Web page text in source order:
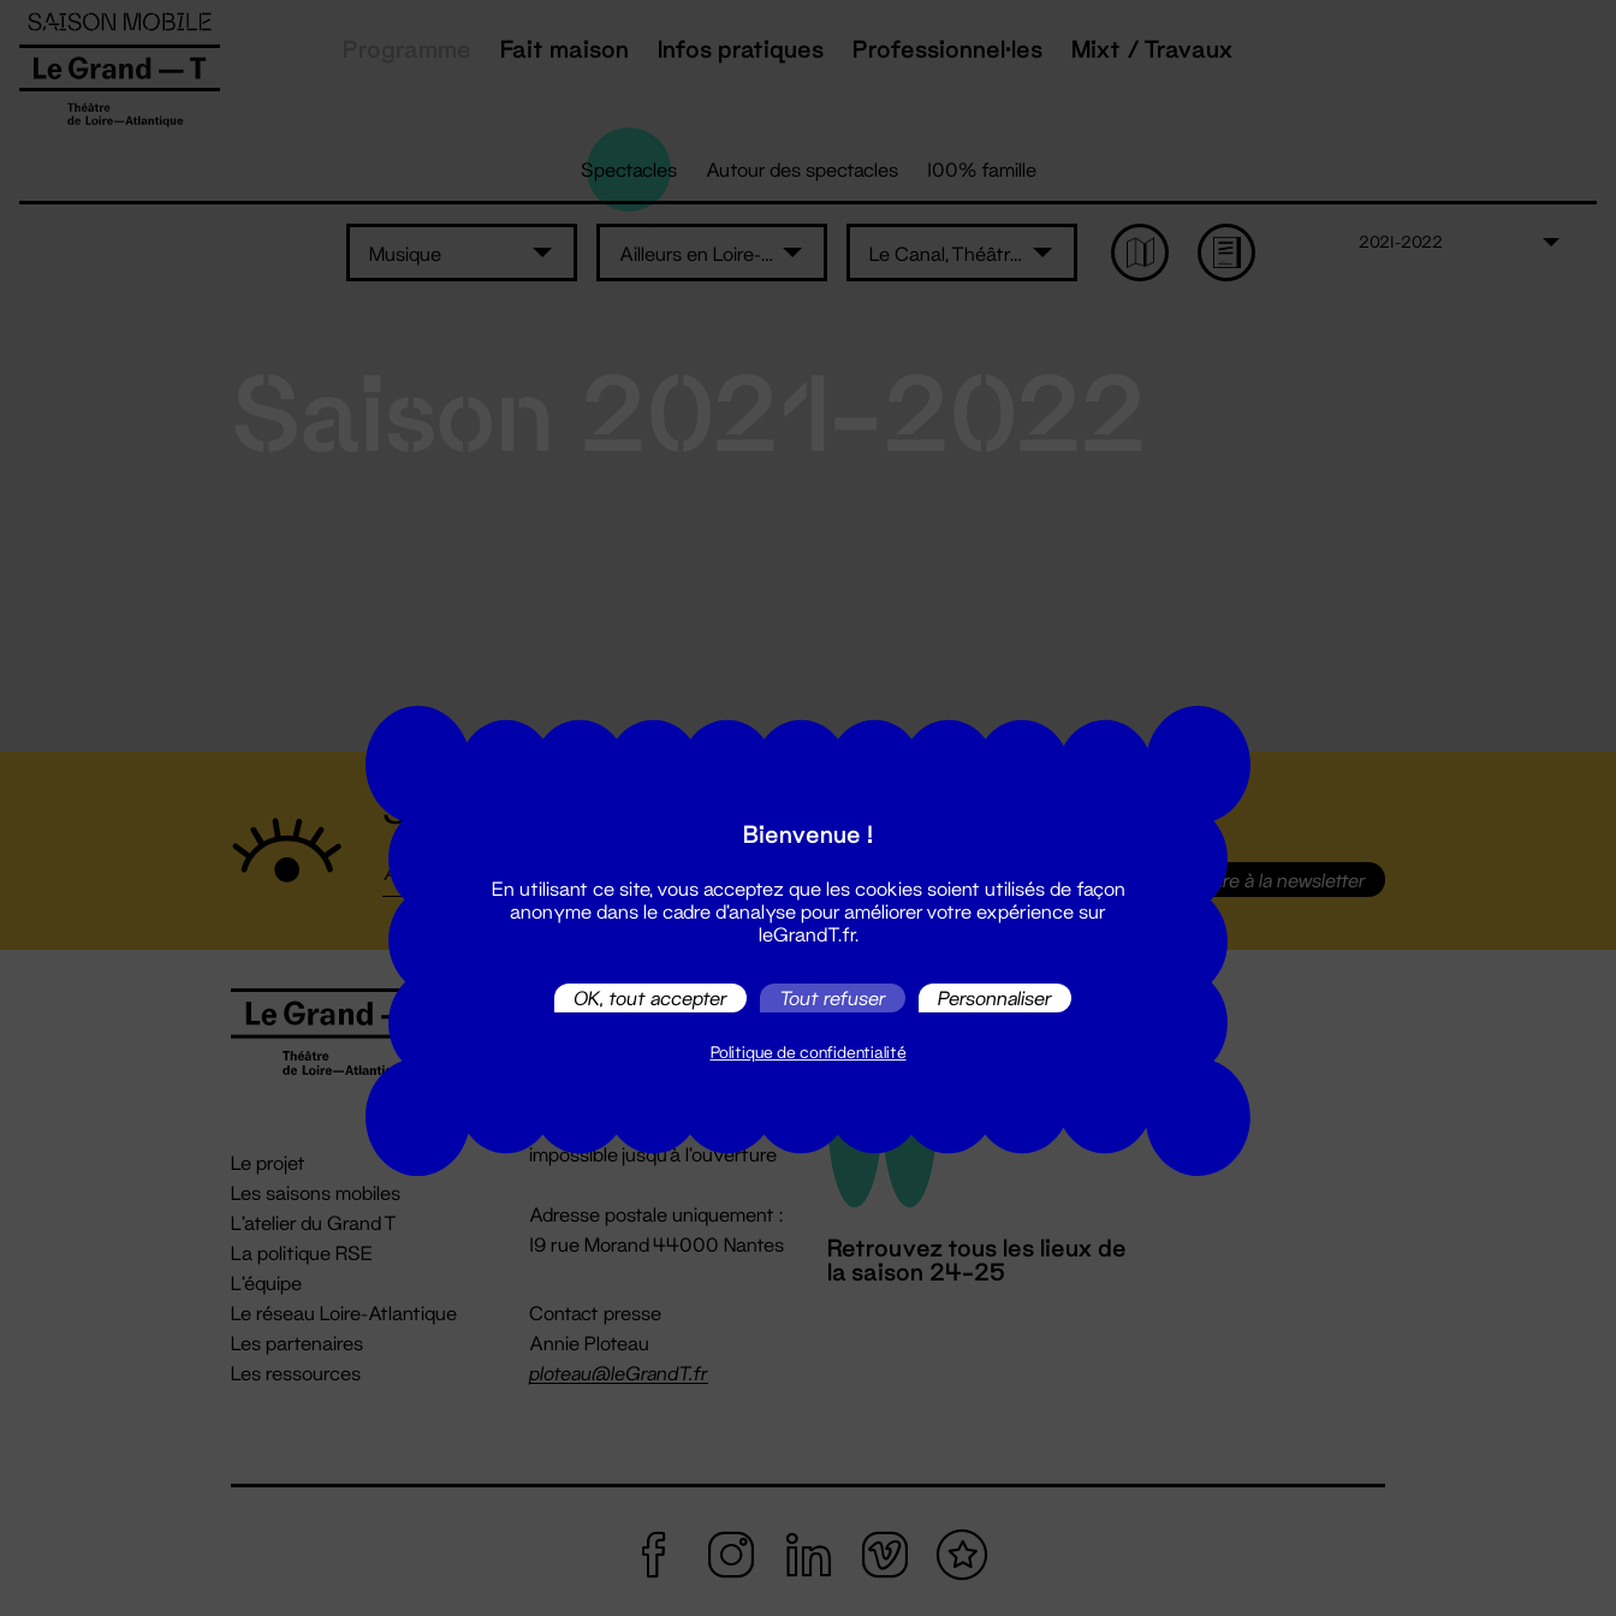
Fait maison Infos pratiques Professionnel·les Mixt / Travaux
Spectacles Autour des spectacles 100% famille
Musique Ailleurs en Loire-Atlantique Le Canal, Théâtre du Pays de Redon
2021-2022
Suivez toutes les actualités du Grand T :
S'inscrire à la newsletter
Le projet
Les saisons mobiles
L'atelier du Grand T
La politique RSE
L'équipe
Le réseau Loire-Atlantique
Les partenaires
Les ressources
Billetterie
billetterie@leGrandT.fr
impossible jusqu'à l'ouverture
Adresse postale uniquement :
19 rue Morand 44000 Nantes
Contact presse
Annie Ploteau
ploteau@leGrandT.fr
Retrouvez tous les lieux de
la saison 24-25
Panneau de gestion des cookies
Bienvenue !
En utilisant ce site, vous acceptez que les cookies soient utilisés de façon
anonyme dans le cadre d'analyse pour améliorer votre expérience sur
leGrandT.fr.
OK, tout accepter Tout refuser Personnaliser
Politique de confidentialité